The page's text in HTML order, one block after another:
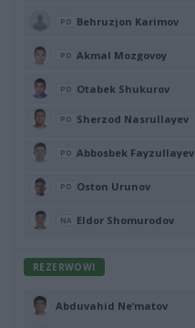
PO Behruzjon Karimov
PO Akmal Mozgovoy
PO Otabek Shukurov
PO Sherzod Nasrullayev
PO Abbosbek Fayzullayev
PO Oston Urunov
NA Eldor Shomurodov
REZERWOWI
Abduvahid Neʼmatov